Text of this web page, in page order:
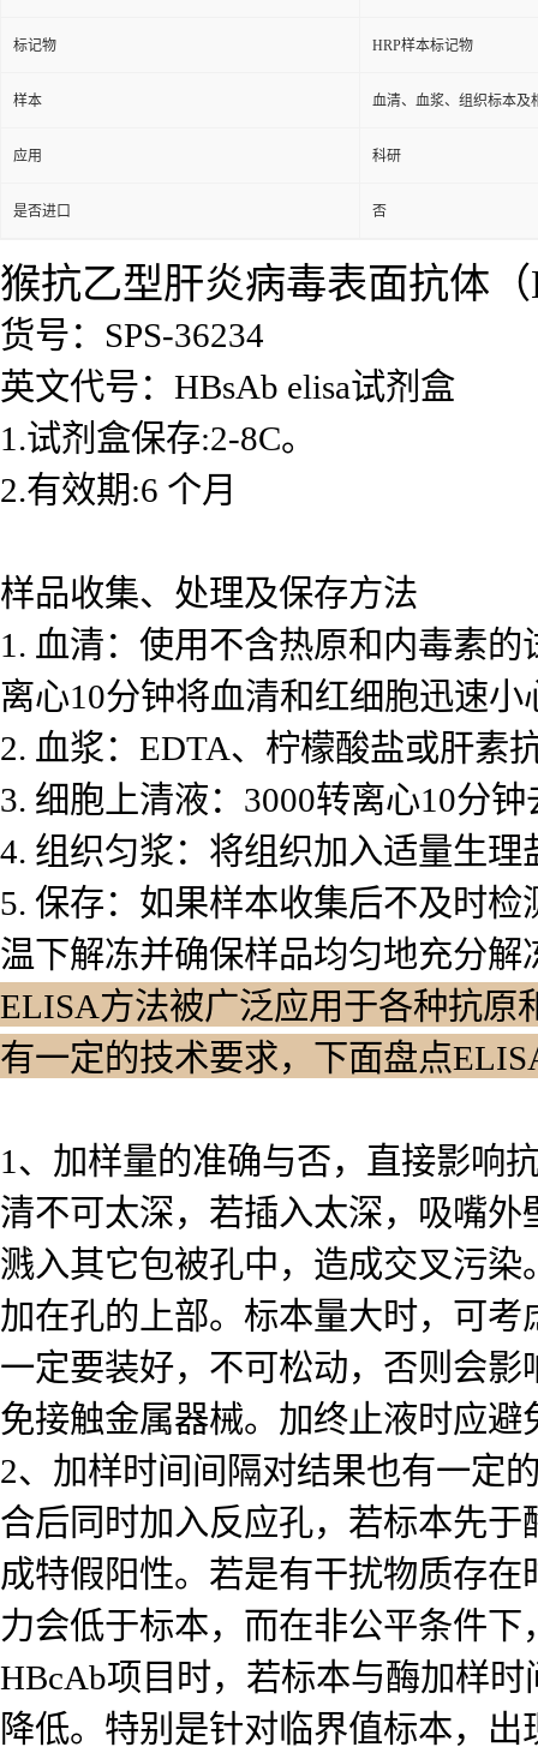
标记物 HRP样本标记物
样本 血清、血浆、组织标本及
应用 科研
是否进口 否
猴抗乙型肝炎病毒表面抗体
货号：SPS-36234
英文代号：HBsAb elisa试剂盒
1.试剂盒保存:2-8C。
2.有效期:6 个月
样品收集、处理及保存方法
1. 血清：使用不含热原和内毒素
离心10分钟将血清和红细胞迅速小
2. 血浆：EDTA、柠檬酸盐或肝素
3. 细胞上清液：3000转离心10分
4. 组织匀浆：将组织加入适量生
5. 保存：如果样本收集后不及时
温下解冻并确保样品均匀地充分解
ELISA方法被广泛应用于各种抗原
有一定的技术要求，下面盘点
1、加样量的准确与否，直接影响
清不可太深，若插入太深，吸嘴
溅入其它包被孔中，造成交叉污
加在孔的上部。标本量大时，可
一定要装好，不可松动，否则会
免接触金属器械。加终止液时应避
2、加样时间间隔对结果也有一定
合后同时加入反应孔，若标本先
成特假阳性。若是有干扰物质存
力会低于标本，而在非公平条件
HBcAb项目时，若标本与酶加样
降低。特别是针对临界值标本，出